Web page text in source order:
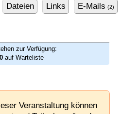
Dateien Links E-Mails (2)
zur Verfügung:
0 auf Warteliste
Veranstaltung können